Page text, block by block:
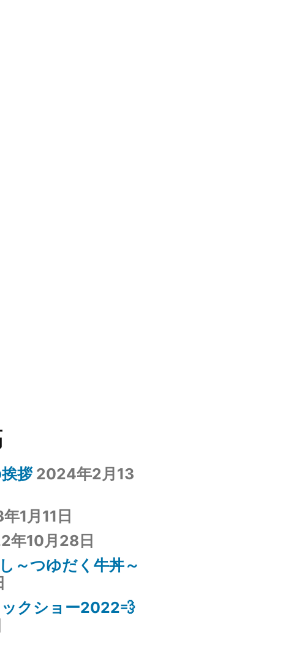
拶 2024年2月13
1月11日
年10月28日
～つゆだく牛丼～
クショー2022💨